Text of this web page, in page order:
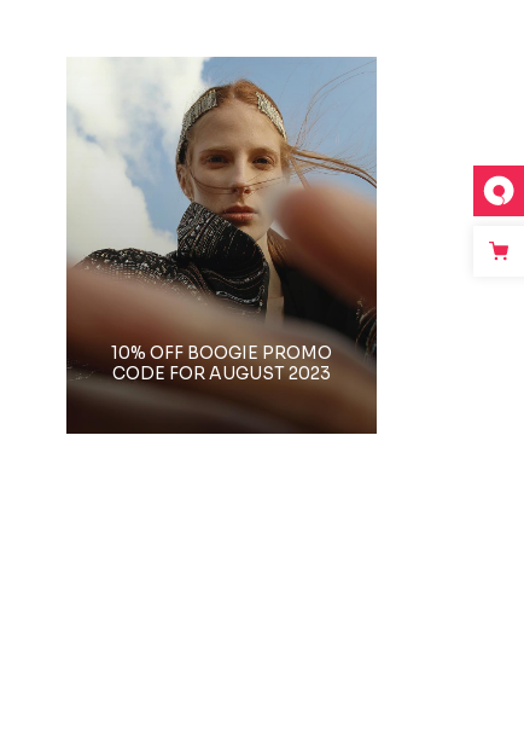
10% OFF BOOGIE PROMO
CODE FOR AUGUST 2023